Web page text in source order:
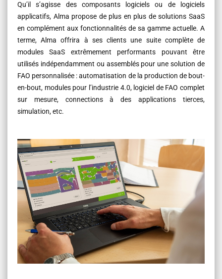
Qu’il s’agisse des composants logiciels ou de logiciels
applicatifs, Alma propose de plus en plus de solutions SaaS
en complément aux fonctionnalités de sa gamme actuelle. A
terme, Alma offrira à ses clients une suite complète de
modules SaaS extrêmement performants pouvant être
utilisés indépendamment ou assemblés pour une solution de
FAO personnalisée : automatisation de la production de bout-
en-bout, modules pour l’industrie 4.0, logiciel de FAO complet
sur mesure, connections à des applications tierces,
simulation, etc.